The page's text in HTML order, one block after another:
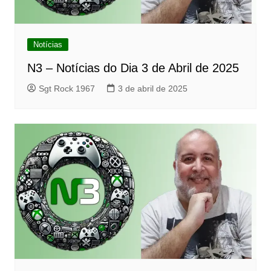
Notícias
N3 – Notícias do Dia 3 de Abril de 2025
Sgt Rock 1967 3 de abril de 2025